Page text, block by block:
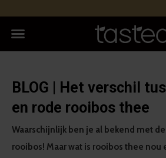
BLOG | Het verschil
en rode rooibos thee
Waarschijnlijk ben je al bekend met
rooibos! Maar wat is rooibos thee nou